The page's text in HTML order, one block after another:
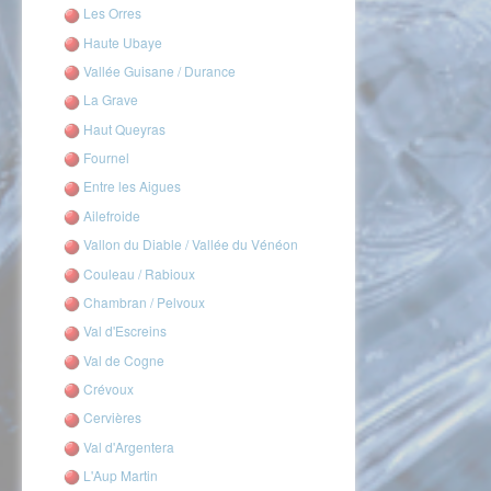
Les Orres
Haute Ubaye
Vallée Guisane / Durance
La Grave
Haut Queyras
Fournel
Entre les Aigues
Ailefroide
Vallon du Diable / Vallée du Vénéon
Couleau / Rabioux
Chambran / Pelvoux
Val d'Escreins
Val de Cogne
Crévoux
Cervières
Val d'Argentera
L'Aup Martin